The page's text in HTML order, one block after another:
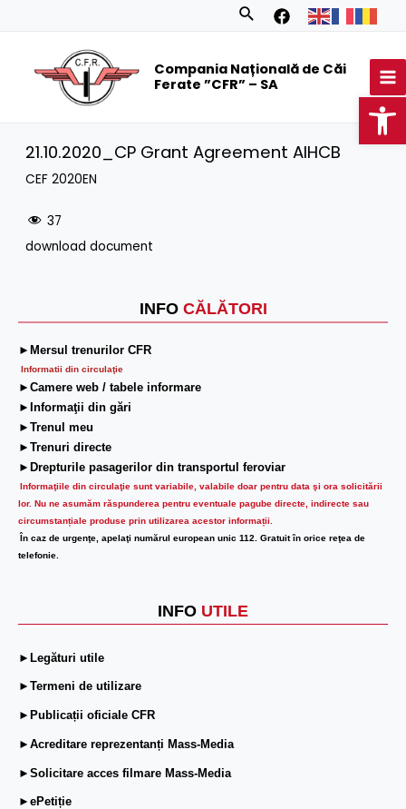
Search
Compania Națională de Căi
Ferate ”CFR” – SA
INFO CĂLĂTORI
►Mersul trenurilor CFR
Informatii din circulaţie
►Camere web / tabele informare
►Informaţii din gări
►Trenul meu
►Trenuri directe
►Drepturile pasagerilor din transportul feroviar
Informaţiile din circulaţie sunt variabile, valabile doar pentru data şi ora solicitării
lor. Nu ne asumăm răspunderea pentru eventuale pagube directe, indirecte sau
circumstanțiale produse prin utilizarea acestor informații.
În caz de urgenţe, apelaţi numărul european unic 112. Gratuit în orice reţea de
telefonie.
INFO UTILE
►Legături utile
►Termeni de utilizare
►Publicații oficiale CFR
►Acreditare reprezentanți Mass-Media
►Solicitare acces filmare Mass-Media
►ePetiție
21.10.2020_CP Grant Agreement AIHCB
CEF 2020EN
37
download document